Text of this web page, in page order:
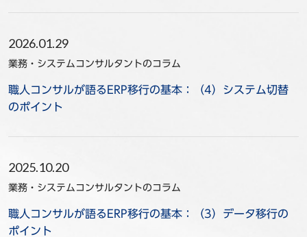
BBSグループネットワーク
株主・投資家情報 採用情報
2026.01.29
業務・システムコンサルタントのコラム
職人コンサルが語るERP移行の基本：（4）システム切替
のポイント
2025.10.20
業務・システムコンサルタントのコラム
職人コンサルが語るERP移行の基本：（3）データ移行の
ポイント